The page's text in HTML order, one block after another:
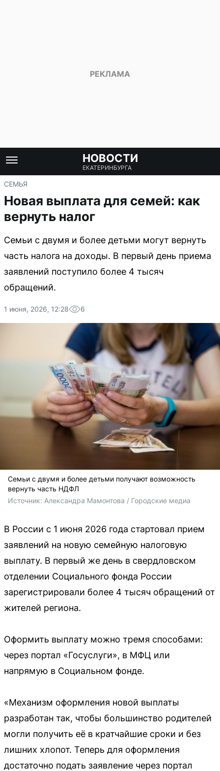
НОВОСТИ
ЕКАТЕРИНБУРГА
СЕМЬЯ
Новая выплата для семей: как
вернуть налог
Семьи с двумя и более детьми могут вернуть
часть налога на доходы. В первый день приема
заявлений поступило более 4 тысяч
обращений.
1 июня, 2026, 12:28 6
Семьи с двумя и более детьми получают возможность
вернуть часть НДФЛ
Источник: Александра Мамонтова / Городские медиа
В России с 1 июня 2026 года стартовал прием
заявлений на новую семейную налоговую
выплату. В первый же день в свердловском
отделении Социального фонда России
зарегистрировали более 4 тысяч обращений от
жителей региона.
Оформить выплату можно тремя способами:
через портал «Госуслуги», в МФЦ или
напрямую в Социальном фонде.
«Механизм оформления новой выплаты
разработан так, чтобы большинство родителей
могли получить её в кратчайшие сроки и без
лишних хлопот. Теперь для оформления
достаточно подать заявление через портал